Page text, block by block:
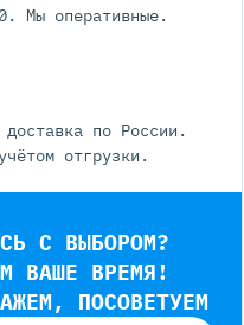
Мы оперативные.
по России.
отгрузки.
С ВЫБОРОМ?
ВАШЕ ВРЕМЯ!
ПОСОВЕТУЕМ